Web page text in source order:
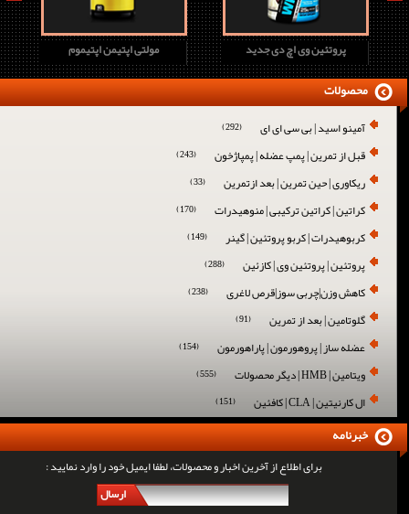
مولتی اپتیمن اپتیموم پروتئین وی اچ دی جدید
آمینو اسید | بی سی ای ای (292)
قبل از تمرین | پمپ عضله | پمپاژخون (243)
ریکاوری | حین تمرین | بعد ازتمرین (33)
کراتین | کراتین ترکیبی | منوهیدرات (170)
کربوهیدرات | کربو پروتئین | گینر (149)
پروتئین | پروتئین وی | کازئین (288)
کاهش وزن|چربی سوز|قرص لاغری (238)
گلوتامین | بعد از تمرین (91)
عضله ساز | پروهورمون | پاراهورمون (154)
ویتامین | HMB | دیگر محصولات (555)
ال کارنیتین | CLA | کافئین (151)
محصولات
برای اطلاع از آخرین اخبار و محصولات، لطفا ایمیل خود را وارد نمایید :
ارسال
خبرنامه